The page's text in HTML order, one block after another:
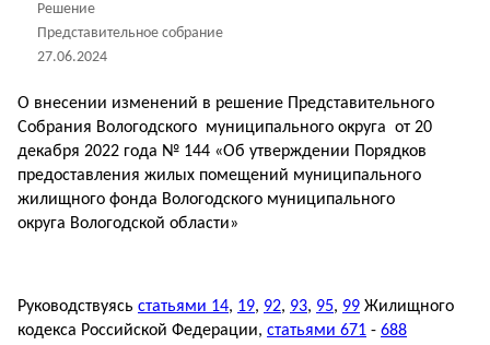
Решение
Представительное собрание
27.06.2024
О внесении изменений в решение Представительного
Собрания Вологодского муниципального округа от 20
декабря 2022 года № 144 «Об утверждении Порядков
предоставления жилых помещений муниципального
жилищного фонда Вологодского муниципального
округа Вологодской области»
Руководствуясь статьями 14, 19, 92, 93, 95, 99 Жилищного
кодекса Российской Федерации, статьями 671 - 688